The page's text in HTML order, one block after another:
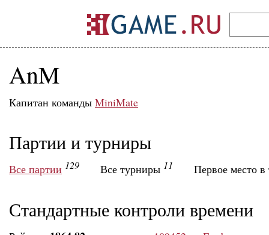
AnM
Капитан команды MiniMate
Партии и турниры
Все партии 129 Все турниры 11 Первое место
Стандартные контроли времени